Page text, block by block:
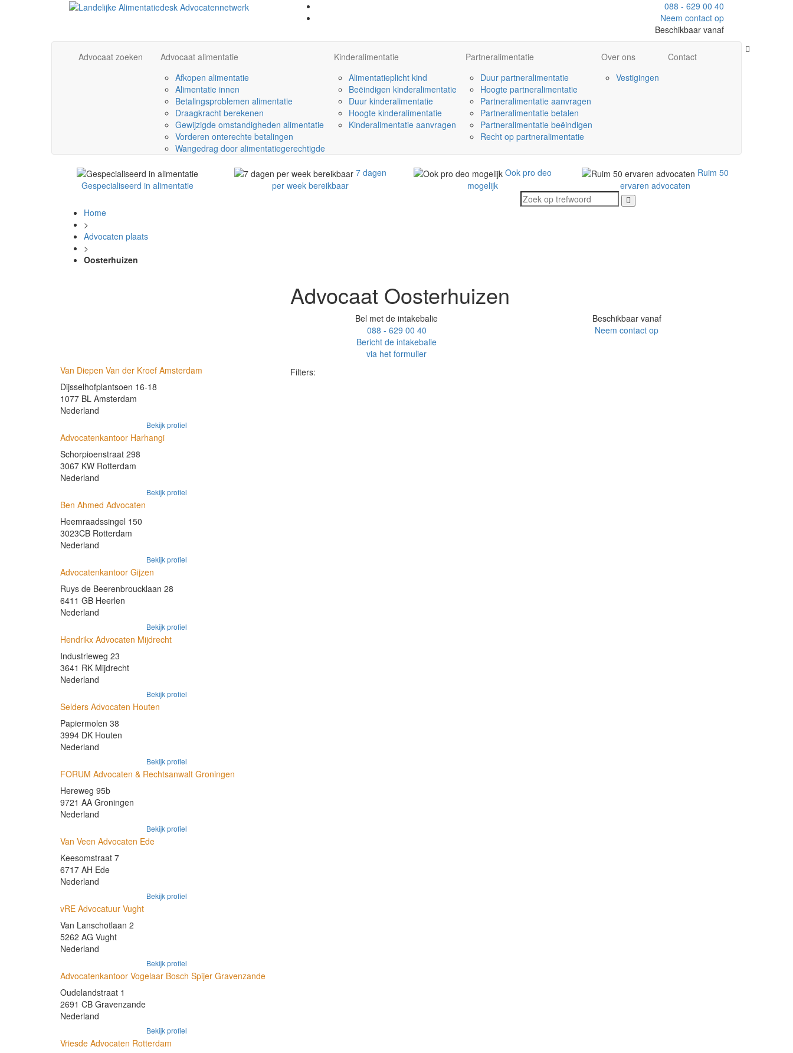
088 - 629 00 40
Neem contact op
Beschikbaar vanaf
Advocaat zoeken
Advocaat alimentatie
Afkopen alimentatie
Alimentatie innen
Betalingsproblemen alimentatie
Draagkracht berekenen
Gewijzigde omstandigheden alimentatie
Vorderen onterechte betalingen
Wangedrag door alimentatiegerechtigde
Kinderalimentatie
Alimentatieplicht kind
Beëindigen kinderalimentatie
Duur kinderalimentatie
Hoogte kinderalimentatie
Kinderalimentatie aanvragen
Partneralimentatie
Duur partneralimentatie
Hoogte partneralimentatie
Partneralimentatie aanvragen
Partneralimentatie betalen
Partneralimentatie beëindigen
Recht op partneralimentatie
Over ons
Vestigingen
Contact
Gespecialiseerd in alimentatie
7 dagen
per week bereikbaar
Ook pro deo
mogelijk
Ruim 50
ervaren advocaten
Home
>
Advocaten plaats
>
Oosterhuizen
Advocaat Oosterhuizen
Bel met de intakebalie
088 - 629 00 40
Beschikbaar vanaf
Neem contact op
Bericht de intakebalie
via het formulier
Van Diepen Van der Kroef Amsterdam
Dijsselhofplantsoen 16-18
1077 BL Amsterdam
Nederland
Bekijk profiel
Advocatenkantoor Harhangi
Schorpioenstraat 298
3067 KW Rotterdam
Nederland
Bekijk profiel
Ben Ahmed Advocaten
Heemraadssingel 150
3023CB Rotterdam
Nederland
Bekijk profiel
Advocatenkantoor Gijzen
Ruys de Beerenbroucklaan 28
6411 GB Heerlen
Nederland
Bekijk profiel
Hendrikx Advocaten Mijdrecht
Industrieweg 23
3641 RK Mijdrecht
Nederland
Bekijk profiel
Selders Advocaten Houten
Papiermolen 38
3994 DK Houten
Nederland
Bekijk profiel
FORUM Advocaten & Rechtsanwalt Groningen
Hereweg 95b
9721 AA Groningen
Nederland
Bekijk profiel
Van Veen Advocaten Ede
Keesomstraat 7
6717 AH Ede
Nederland
Bekijk profiel
vRE Advocatuur Vught
Van Lanschotlaan 2
5262 AG Vught
Nederland
Bekijk profiel
Advocatenkantoor Vogelaar Bosch Spijer Gravenzande
Oudelandstraat 1
2691 CB Gravenzande
Nederland
Bekijk profiel
Vriesde Advocaten Rotterdam
Filters: